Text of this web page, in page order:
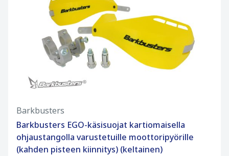
Barkbusters
Barkbusters EGO-käsisuojat kartiomaisella
ohjaustangolla varustetuille moottoripyörille
(kahden pisteen kiinnitys) (keltainen)